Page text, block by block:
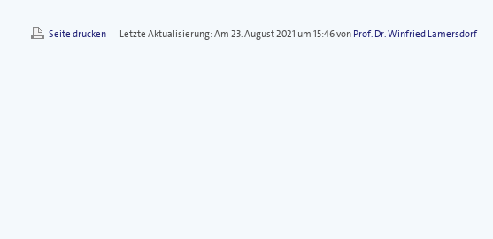
Seite drucken | Letzte Aktualisierung:Am 23. August 2021 um 15:46 von Prof. Dr. Winfried Lamersdorf